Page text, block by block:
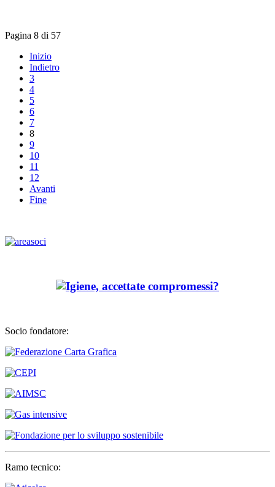
Pagina 8 di 57
Inizio
Indietro
3
4
5
6
7
8
9
10
11
12
Avanti
Fine
Socio fondatore:
Ramo tecnico: